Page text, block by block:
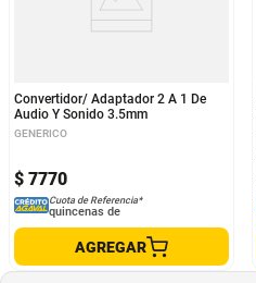
Convertidor/ Adaptador 2 A 1 De
Audio Y Sonido 3.5mm
GENERICO
$ 7770
Cuota de Referencia*
quincenas de
AGREGAR